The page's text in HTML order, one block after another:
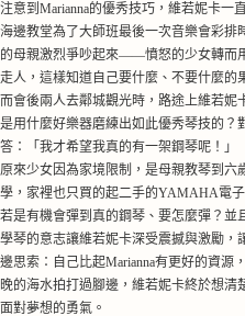
注意到 Marianna的優秀技巧，維若妮卡一
海邊教堂為了大師班最後一次音樂會彩排
的母親激烈爭吵起來——憤怒的少女轉而
走人， 這樣知道自己要什麼、不要什麼的
而會後兩人去鄰城觀光時， 路途上維若妮
是用什麼好樂器磨練出如此優秀琴技的？
答：「我才希望我真的有一架鋼琴呢！」
原來少女因為家境限制，是母親教琴到六
學， 家裡也只買的起二手的YAMAHA電
若是有機會彈到真的鋼琴、要怎麼彈？並
學琴的意志讓維若妮卡深受震撼與激勵，
邊思索：自己比起Marianna有更好的資源
晚的海水拍打過腳邊，維若妮卡終於想清
面對夢想的勇氣。